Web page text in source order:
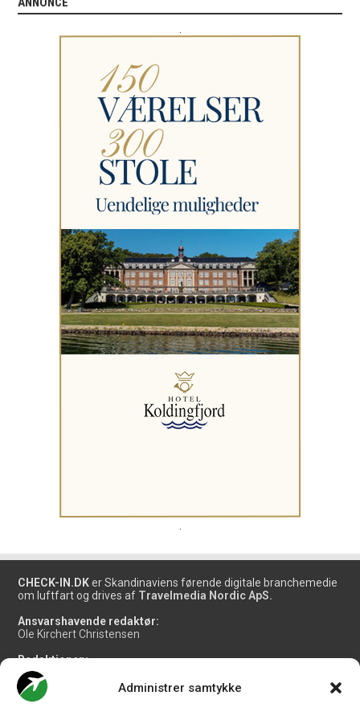
Administrer samtykke
.
.
CHECK-IN.DK er Skandinaviens førende digitale branchemedie
om luftfart og drives af Travelmedia Nordic ApS.
Ansvarshavende redaktør:
Ole Kirchert Christensen
Redaktionen:
Christian Granhøj Skouboe
Henrik Baumgarten
Danny Longhi Andreasen